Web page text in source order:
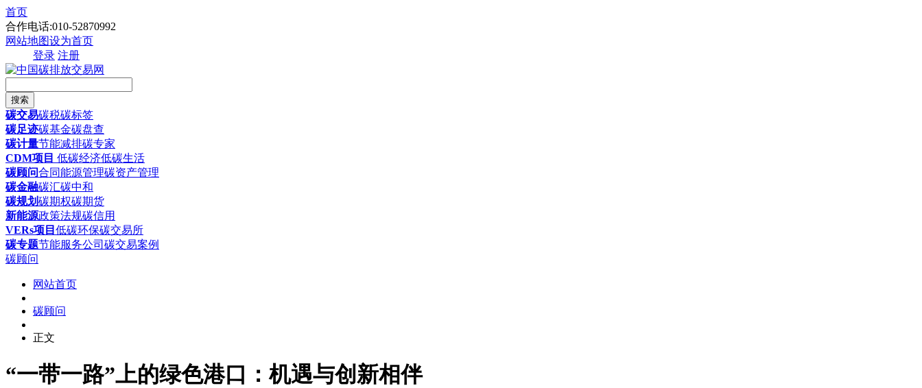
首页
合作电话:010-52870992
网站地图设为首页
登录 注册
搜索
碳交易碳税碳标签
碳足迹碳基金碳盘查
碳计量节能减排碳专家
CDM项目 低碳经济低碳生活
碳顾问合同能源管理碳资产管理
碳金融碳汇碳中和
碳规划碳期权碳期货
新能源政策法规碳信用
VERs项目 低碳环保碳交易所
碳专题节能服务公司 碳交易案例
碳顾问
网站首页
碳顾问
正文
“一带一路”上的绿色港口：机遇与创新相伴